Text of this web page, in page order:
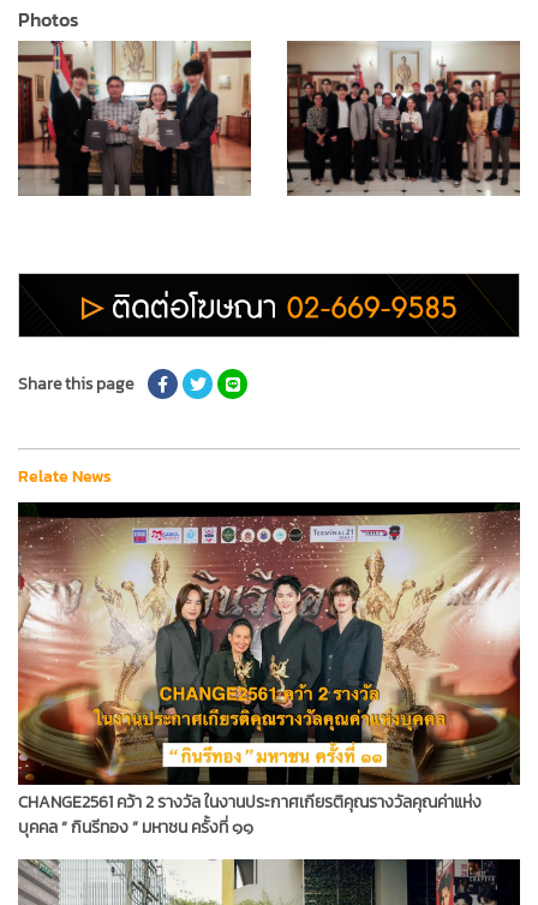
Photos
Share this page
Relate News
CHANGE2561 คว้า 2 รางวัล ในงานประกาศเกียรติคุณรางวัลคุณค่าแห่ง
บุคคล “ กินรีทอง ” มหาชน ครั้งที่ ๑๑